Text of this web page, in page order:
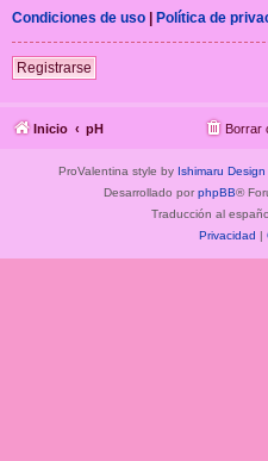
Condiciones de uso | Política de
Registrarse
Inicio pH Borrar
ProValentina style by Ishimaru Design
Desarrollado por phpBB®
Traducción al
Privacidad |